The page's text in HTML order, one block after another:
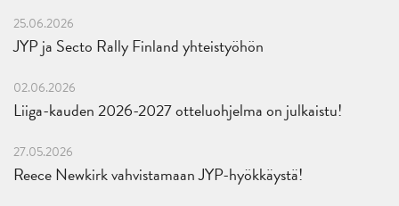
25.06.2026
JYP ja Secto Rally Finland yhteistyöhön
02.06.2026
Liiga-kauden 2026-2027 otteluohjelma on julkaistu!
27.05.2026
Reece Newkirk vahvistamaan JYP-hyökkäystä!